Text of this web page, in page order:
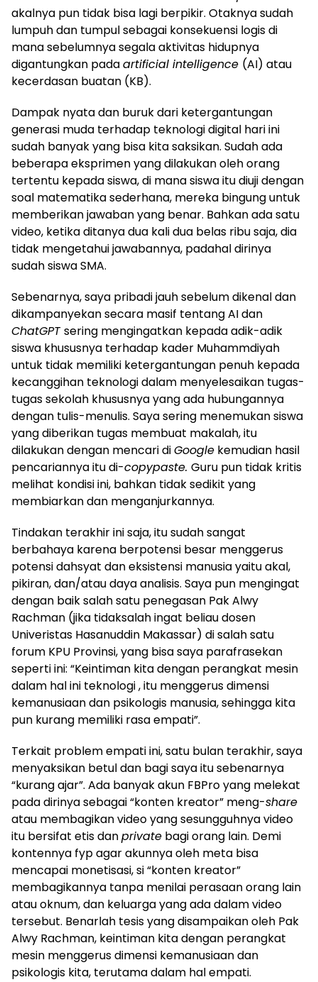
akalnya pun tidak bisa lagi berpikir. Otaknya sudah
lumpuh dan tumpul sebagai konsekuensi logis di
mana sebelumnya segala aktivitas hidupnya
digantungkan padaartificial intelligence (AI) atau
kecerdasan buatan (KB).
Dampak nyata dan buruk dari ketergantungan
generasi muda terhadap teknologi digital hari ini
sudah banyak yang bisa kita saksikan. Sudah ada
beberapa eksprimen yang dilakukan oleh orang
tertentu kepada siswa, di mana siswa itu diuji dengan
soal matematika sederhana, mereka bingung untuk
memberikan jawaban yang benar. Bahkan ada satu
video, ketika ditanya dua kali dua belas ribu saja, dia
tidak mengetahui jawabannya, padahal dirinya
sudah siswa SMA.
Sebenarnya, saya pribadi jauh sebelum dikenal dan
dikampanyekan secara masif tentang AI dan
ChatGPTsering mengingatkan kepada adik-adik
siswa khususnya terhadap kader Muhammdiyah
untuk tidak memiliki ketergantungan penuh kepada
kecanggihan teknologi dalam menyelesaikan tugas-
tugas sekolah khususnya yang ada hubungannya
dengan tulis-menulis. Saya sering menemukan siswa
yang diberikan tugas membuat makalah, itu
dilakukan dengan mencari diGoogle kemudian hasil
pencariannya itu di-copypaste. Guru pun tidak kritis
melihat kondisi ini, bahkan tidak sedikit yang
membiarkan dan menganjurkannya.
Tindakan terakhir ini saja, itu sudah sangat
berbahaya karena berpotensi besar menggerus
potensi dahsyat dan eksistensi manusia yaitu akal,
pikiran, dan/atau daya analisis. Saya pun mengingat
dengan baik salah satu penegasan Pak Alwy
Rachman (jika tidaksalah ingat beliau dosen
Univeristas Hasanuddin Makassar) di salah satu
forum KPU Provinsi, yang bisa saya parafrasekan
seperti ini: “Keintiman kita dengan perangkat mesin
dalam hal ini teknologi , itu menggerus dimensi
kemanusiaan dan psikologis manusia, sehingga kita
pun kurang memiliki rasa empati”.
Terkait problem empati ini, satu bulan terakhir, saya
menyaksikan betul dan bagi saya itu sebenarnya
“kurang ajar”. Ada banyak akun FBPro yang melekat
pada dirinya sebagai “konten kreator” meng-share
atau membagikan video yang sesungguhnya video
itu bersifat etis danprivate bagi orang lain. Demi
kontennya fyp agar akunnya oleh meta bisa
mencapai monetisasi, si “konten kreator”
membagikannya tanpa menilai perasaan orang lain
atau oknum, dan keluarga yang ada dalam video
tersebut. Benarlah tesis yang disampaikan oleh Pak
Alwy Rachman, keintiman kita dengan perangkat
mesin menggerus dimensi kemanusiaan dan
psikologis kita, terutama dalam hal empati.